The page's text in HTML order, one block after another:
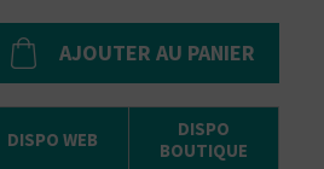
AJOUTER AU PANIER
DISPO WEB
DISPO
BOUTIQUE